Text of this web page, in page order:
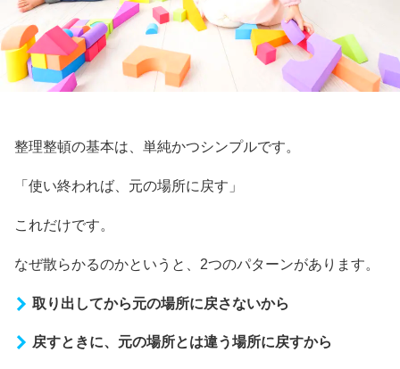
整理整頓の基本は、単純かつシンプルです。
「使い終われば、元の場所に戻す」
これだけです。
なぜ散らかるのかというと、2つのパターンがあります。
取り出してから元の場所に戻さないから
戻すときに、元の場所とは違う場所に戻すから